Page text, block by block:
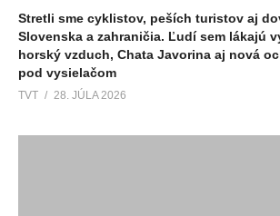
Stretli sme cyklistov, peších turistov aj
Slovenska a zahraničia. Ľudí sem lákajú
horský vzduch, Chata Javorina aj nová
pod vysielačom
TVT 28. JÚLA 2026